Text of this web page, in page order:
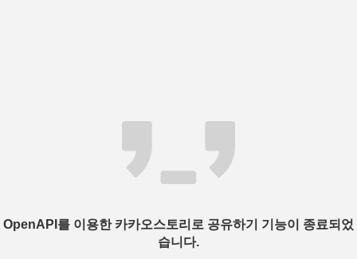
OpenAPI를 이용한 카카오스토리로 공유하기 기능이 종료되었
습니다.